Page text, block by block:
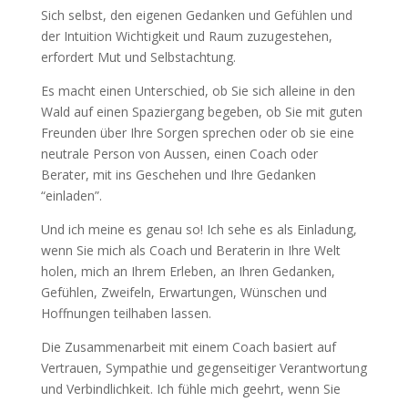
Sich selbst, den eigenen Gedanken und Gefühlen und
der Intuition Wichtigkeit und Raum zuzugestehen,
erfordert Mut und Selbstachtung.
Es macht einen Unterschied, ob Sie sich alleine in den
Wald auf einen Spaziergang begeben, ob Sie mit guten
Freunden über Ihre Sorgen sprechen oder ob sie eine
neutrale Person von Aussen, einen Coach oder
Berater, mit ins Geschehen und Ihre Gedanken
“einladen”.
Und ich meine es genau so! Ich sehe es als Einladung,
wenn Sie mich als Coach und Beraterin in Ihre Welt
holen, mich an Ihrem Erleben, an Ihren Gedanken,
Gefühlen, Zweifeln, Erwartungen, Wünschen und
Hoffnungen teilhaben lassen.
Die Zusammenarbeit mit einem Coach basiert auf
Vertrauen, Sympathie und gegenseitiger Verantwortung
und Verbindlichkeit. Ich fühle mich geehrt, wenn Sie